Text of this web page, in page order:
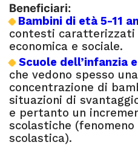
Beneficiari:
Bambini di età 5-11
contesti caratterizzati
economica e sociale.
Scuole dell’infanzia
che vedono spesso
concentrazione di
situazioni di
e pertanto un
scolastiche (fenomeno
scolastica).